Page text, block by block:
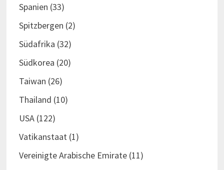
Spanien (33)
Spitzbergen (2)
Südafrika (32)
Südkorea (20)
Taiwan (26)
Thailand (10)
USA(122)
Vatikanstaat(1)
Vereinigte Arabische Emirate(11)